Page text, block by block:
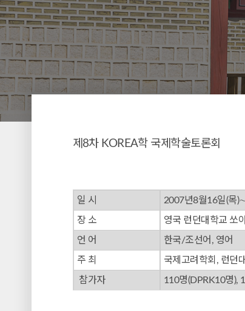
제8차 KOREA학 국제학술토론회
일 시 2007년8월16일(목
장 소 영국 런던대학교 쏘
언 어 한국/조선어, 영어
주 최 국제고려학회, 런던
참가자 110명(DPRK10명),